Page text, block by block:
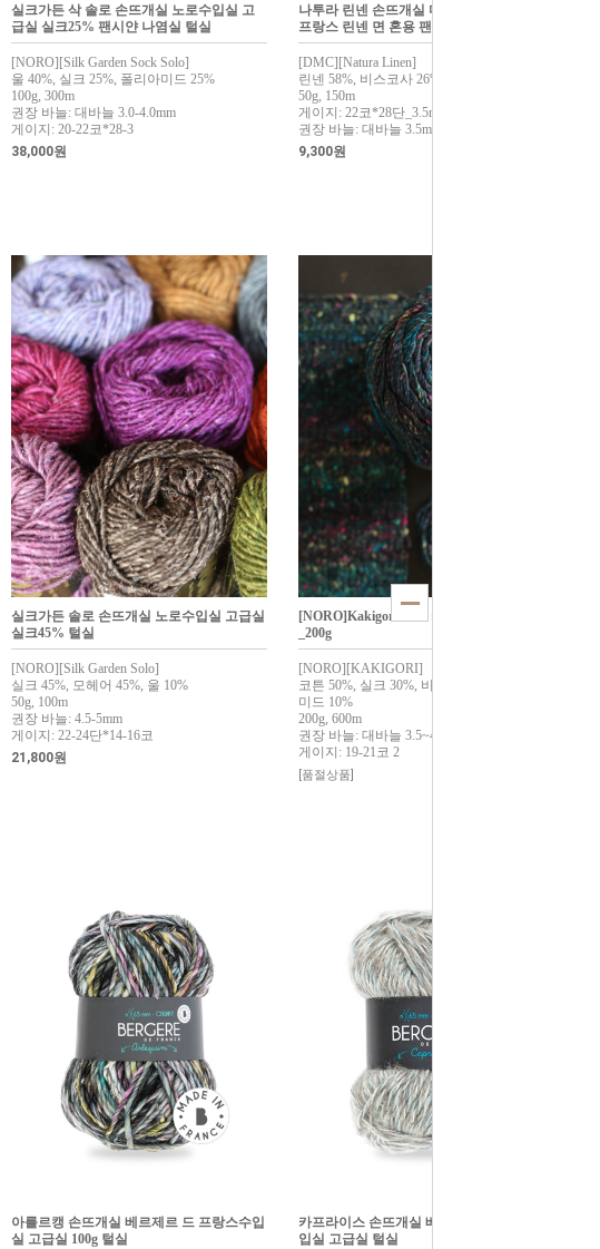
실크가든 삭 솔로 손뜨개실 노로수입실 고
급실 실크25% 팬시얀 나염실 털실
[NORO][Silk Garden Sock Solo]
울 40%, 실크 25%, 폴리아미드 25%
100g, 300m
권장 바늘: 대바늘 3.0-4.0mm
게이지: 20-22코*28-3
38,000원
나투라 린넨 손뜨개실 디엠씨수입실 고급실
프랑스 린넨 면 혼용 팬시얀 털실
[DMC][Natura Linen]
린넨 58%, 비스코사 26%, 면 16%
50g, 150m
게이지: 22코*28단_3.5mm
권장 바늘: 대바늘 3.5mm, 코바늘 3mm,
9,300원
실크가든 솔로 손뜨개실 노로수입실 고급실
실크45% 털실
[NORO][Silk Garden Solo]
실크 45%, 모헤어 45%, 울 10%
50g, 100m
권장 바늘: 4.5-5mm
게이지: 22-24단*14-16코
21,800원
[NORO]Kakigori/노로 카키고리 뜨개실 1볼
_200g
[NORO][KAKIGORI]
코튼 50%, 실크 30%, 비스코스 10%, 폴리아
미드 10%
200g, 600m
권장 바늘: 대바늘 3.5~4.0mm
게이지: 19-21코 2
[품절상품]
아를르캥 손뜨개실 베르제르 드 프랑스수입
실 고급실 100g 털실
카프라이스 손뜨개실 베르제르 드 프랑스수
입실 고급실 털실